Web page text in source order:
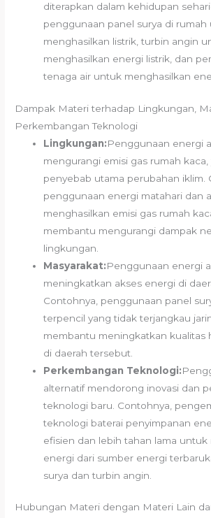
diterapkan dalam kehidupan
penggunaan panel surya di rumah
menghasilkan listrik, turbin angin
menghasilkan energi listrik, dan
tenaga air untuk menghasilkan
Dampak Materi terhadap Lingkungan,
Perkembangan Teknologi
Lingkungan:Penggunaan energi
mengurangi emisi gas rumah
penyebab utama perubahan iklim.
penggunaan energi matahari dan
menghasilkan emisi gas rumah
membantu mengurangi dampak
lingkungan.
Masyarakat:Penggunaan energi
meningkatkan akses energi di
Contohnya, penggunaan panel
terpencil yang tidak terjangkau
membantu meningkatkan kualitas
di daerah tersebut.
Perkembangan Teknologi:
alternatif mendorong inovasi dan
teknologi baru. Contohnya,
teknologi baterai penyimpanan
efisien dan lebih tahan lama
energi dari sumber energi
surya dan turbin angin.
Hubungan Materi dengan Materi Lain